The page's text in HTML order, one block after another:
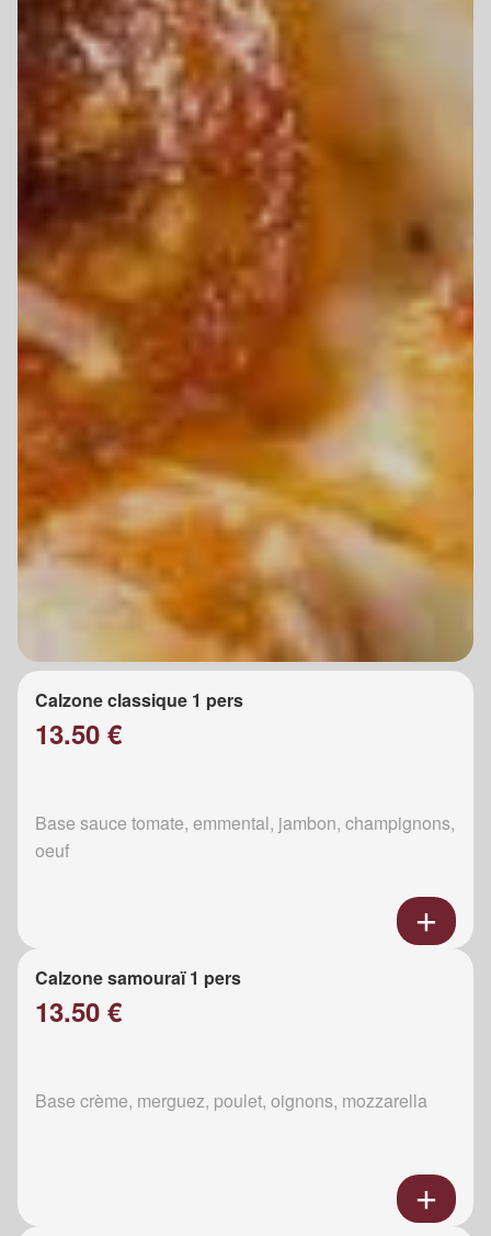
Calzone classique 1 pers
13.50 €
Base sauce tomate, emmental, jambon, champignons,
oeuf
Calzone samouraï 1 pers
13.50 €
Base crème, merguez, poulet, oignons, mozzarella